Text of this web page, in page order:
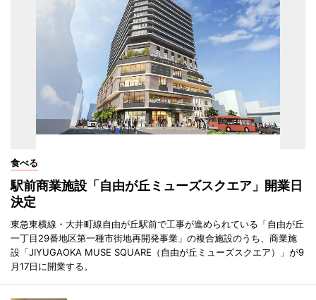
食べる
駅前商業施設「自由が丘ミューズスクエア」開業日
決定
東急東横線・大井町線自由が丘駅前で工事が進められている「自由が丘
一丁目29番地区第一種市街地再開発事業」の複合施設のうち、商業施
設「JIYUGAOKA MUSE SQUARE（自由が丘ミューズスクエア）」が9
月17日に開業する。